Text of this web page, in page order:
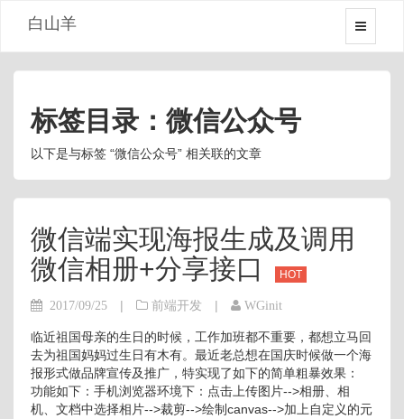
白山羊
标签目录：微信公众号
以下是与标签 “微信公众号” 相关联的文章
微信端实现海报生成及调用
微信相册+分享接口
HOT
2017/09/25 | 前端开发 | WGinit
临近祖国母亲的生日的时候，工作加班都不重要，都想立马回
去为祖国妈妈过生日有木有。最近老总想在国庆时候做一个海
报形式做品牌宣传及推广，特实现了如下的简单粗暴效果：
功能如下：手机浏览器环境下：点击上传图片-->相册、相
机、文档中选择相片-->裁剪-->绘制canvas-->加上自定义的元